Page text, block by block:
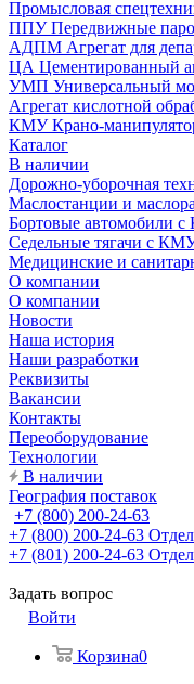
Промысловая
ППУ Передвижные
АДПМ Агрегат для
ЦА Цементированный
УМП Универсальный
Агрегат кислотной
КМУ Крано-
Каталог
В наличии
Дорожно-уборочная
Маслостанции и
Бортовые автомобили
Седельные тягачи с
Медицинские и
О компании
О компании
Новости
Наша история
Наши разработки
Реквизиты
Вакансии
Контакты
Переоборудование
Технологии
В наличии
География поставок
+7 (800) 200-24-63
+7 (800) 200-24-63
+7 (801) 200-24-63
Задать вопрос
Войти
Корзина0